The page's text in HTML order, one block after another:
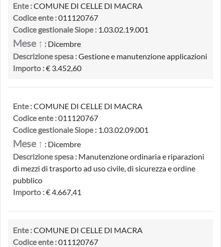
Ente :COMUNE DI CELLE DI MACRA
Codice ente :011120767
Codice gestionale Siope : 1.03.02.19.001
Mese ↑ : Dicembre
Descrizione spesa :Gestione e manutenzione applicazioni
Importo :€ 3.452,60
Ente :COMUNE DI CELLE DI MACRA
Codice ente :011120767
Codice gestionale Siope : 1.03.02.09.001
Mese ↑ : Dicembre
Descrizione spesa : Manutenzione ordinaria e riparazioni
di mezzi di trasporto ad uso civile, di sicurezza e ordine
pubblico
Importo :€ 4.667,41
Ente :COMUNE DI CELLE DI MACRA
Codice ente :011120767